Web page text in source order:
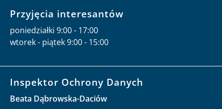
Przyjęcia interesantów
poniedziałki 9:00 - 17:00
wtorek - piątek 9:00 - 15:00
Inspektor Ochrony Danych
Beata Dąbrowska-Daciów